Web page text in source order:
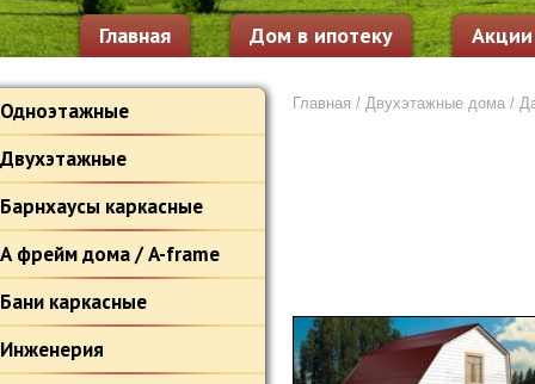
Акции
Дом в ипотеку
Главная
Главная / Двухэтажные дома /
Одноэтажные
Двухэтажные
Барнхаусы каркасные
А фрейм дома / A-frame
Бани каркасные
Инженерия